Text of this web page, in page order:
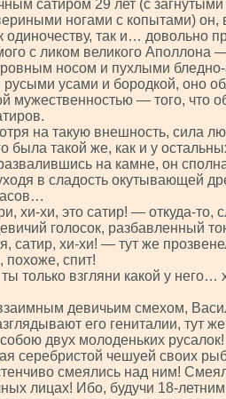
сатиром 29 лет (с
ногами с копытами) он,
одиночеству, так и… довольно
с ликом великого Аполлона
носом и пухлыми
усами и бородкой, оно
мужественностью — того, что
на такую внешность, сила
была такой же, как и у
на камне, он
в сладость окутывающей
хи-хи, это сатир! — откуда-то,
голосок, разбавленный
сатир, хи-хи! — тут же
спит!
только взгляни какой у него…
девичьим смехом,
его гениталии, тут
двух молоденьких русалок!
серебристой чешуей своих
смеялись над ним!
лицах! Ибо, будучи 18-